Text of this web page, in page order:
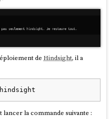
deHindsight, il a
lancer la commande suivante :